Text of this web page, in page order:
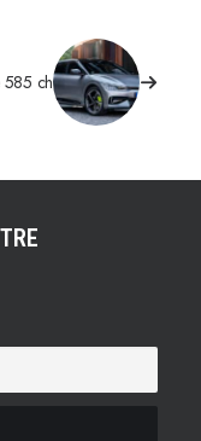
585 ch